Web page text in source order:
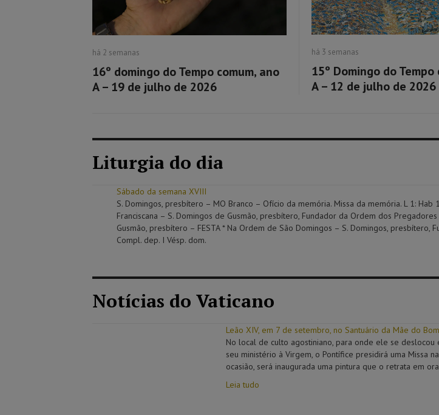
há 2 semanas
16º domingo do Tempo comum, ano
A – 19 de julho de 2026
há 3 semanas
15º Domingo do Tempo
A – 12 de julho de 2026
Liturgia do dia
Sábado da semana XVIII
S. Domingos, presbítero – MO Branco – Ofício da memória. Missa da memória. L 1:
Franciscana – S. Domingos de Gusmão, presbítero, Fundador da Ordem dos
Gusmão, presbítero – FESTA * Na Ordem de São Domingos – S. Domingos,
Compl. dep. I Vésp. dom.
Notícias do Vaticano
Leão XIV, em 7 de setembro, no Santuário da Mãe do
No local de culto agostiniano, para onde ele se
seu ministério à Virgem, o Pontífice presidirá uma Missa
ocasião, será inaugurada uma pintura que o retrata em
Leia tudo